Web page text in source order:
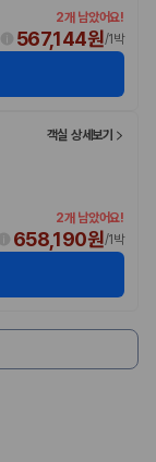
2개 남았어요!
567,144원/1박
객실 상세보기
2개 남았어요!
658,190원/1박